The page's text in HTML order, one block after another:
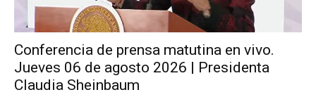
Conferencia de prensa matutina en vivo.
Jueves 06 de agosto 2026 | Presidenta
Claudia Sheinbaum